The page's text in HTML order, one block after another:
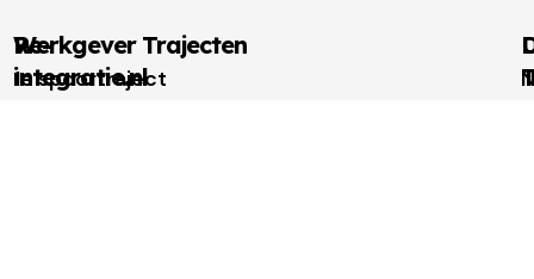
Re-
integratie.nl
Werkgever Trajecten
1e spoortraject